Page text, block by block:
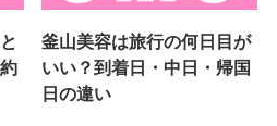
釜山美容は旅行の何日目が
いい？到着日・中日・帰国
日の違い